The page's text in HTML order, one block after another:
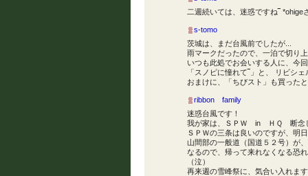
二週続いては、迷惑ですね‾ *ohige
s-tomo
茨城は、まだ台風前でしたが...
雨マークだったので、一泊で切り
いつも此処でお会いする人に、今
「スノピに憧れて‾」と、 リビシ
おまけに、「ちびスト」も買った
ribbon family
迷惑台風です！
我が家は、ＳＰＷ in ＨＱ 断念
ＳＰＷの三条は良いのですが、明
山間部の一般道（国道５２号）が
なるので、帰って来れなくなる恐
（泣）
再来週の雪峰祭に、気合い入れま